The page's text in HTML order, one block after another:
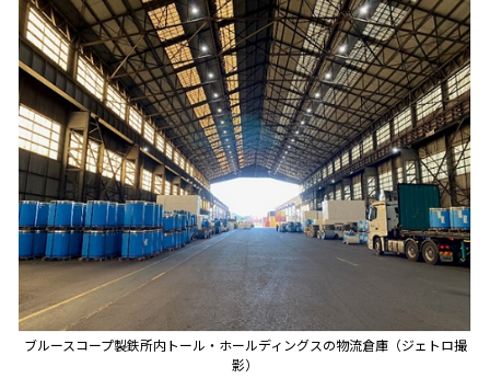
ブルースコープ製鉄所内トール・ホールディングスの物流倉庫（ジェトロ撮
影）